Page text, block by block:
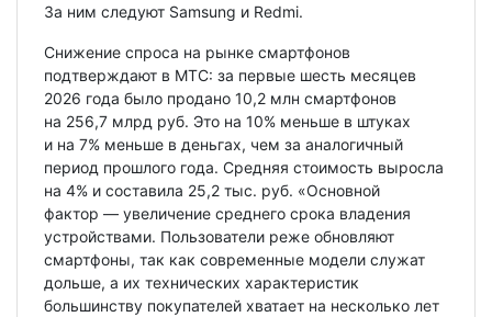
За ним следуют Samsung и Redmi.
Снижение спроса на рынке смартфонов
подтверждают в МТС: за первые шесть месяцев
2026 года было продано 10,2 млн смартфонов
на 256,7 млрд руб. Это на 10% меньше в штуках
и на 7% меньше в деньгах, чем за аналогичный
период прошлого года. Средняя стоимость выросла
на 4% и составила 25,2 тыс. руб. «Основной
фактор — увеличение среднего срока владения
устройствами. Пользователи реже обновляют
смартфоны, так как современные модели служат
дольше, а их технических характеристик
большинству покупателей хватает на несколько лет